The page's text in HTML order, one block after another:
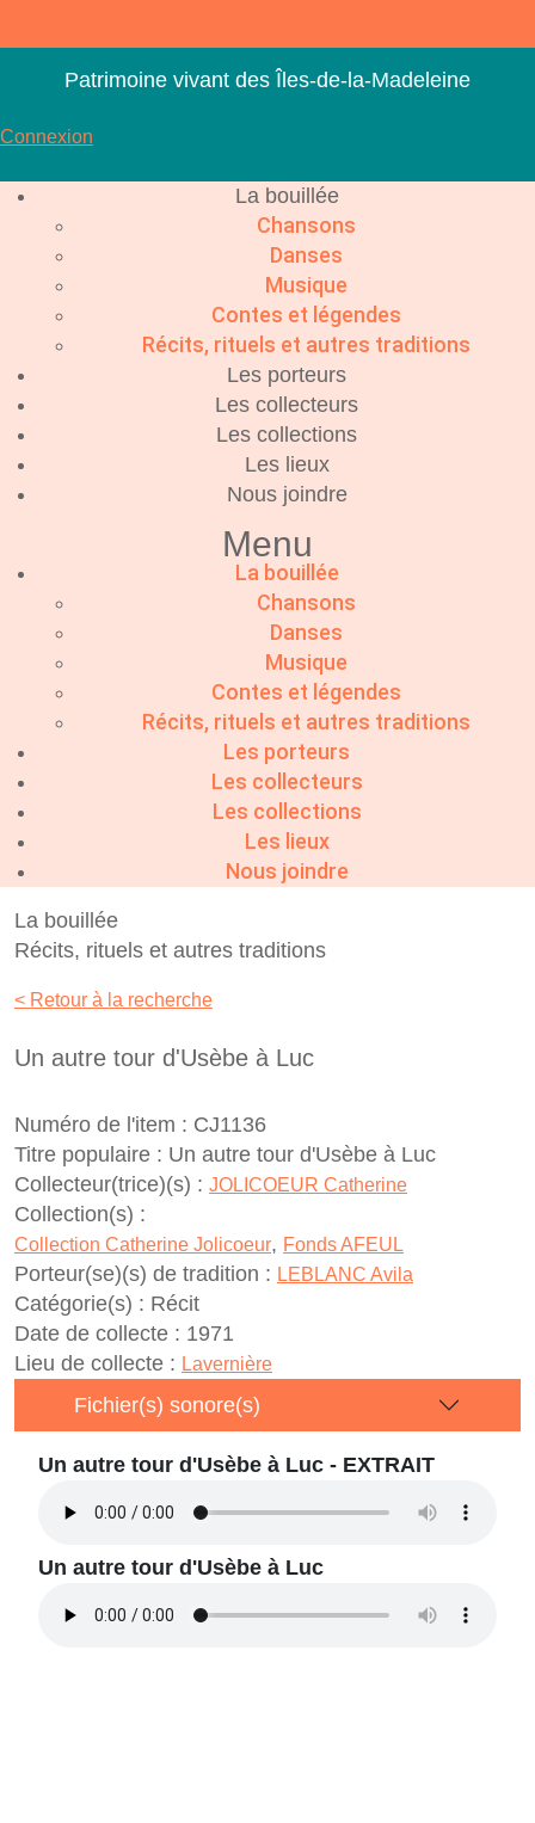
contenu
Patrimoine vivant des Îles-de-la-Madeleine
Connexion
La bouillée
Chansons
Danses
Musique
Contes et légendes
Récits, rituels et autres traditions
Les porteurs
Les collecteurs
Les collections
Les lieux
Nous joindre
Menu
La bouillée
Chansons
Danses
Musique
Contes et légendes
Récits, rituels et autres traditions
Les porteurs
Les collecteurs
Les collections
Les lieux
Nous joindre
La bouillée
Récits, rituels et autres traditions
< Retour à la recherche
Un autre tour d'Usèbe à Luc
Numéro de l'item : CJ1136
Titre populaire : Un autre tour d'Usèbe à Luc
Collecteur(trice)(s) : JOLICOEUR Catherine
Collection(s) :
Collection Catherine Jolicoeur, Fonds AFEUL
Porteur(se)(s) de tradition : LEBLANC Avila
Catégorie(s) : Récit
Date de collecte : 1971
Lieu de collecte : Lavernière
Fichier(s) sonore(s)
Un autre tour d'Usèbe à Luc - EXTRAIT
Un autre tour d'Usèbe à Luc